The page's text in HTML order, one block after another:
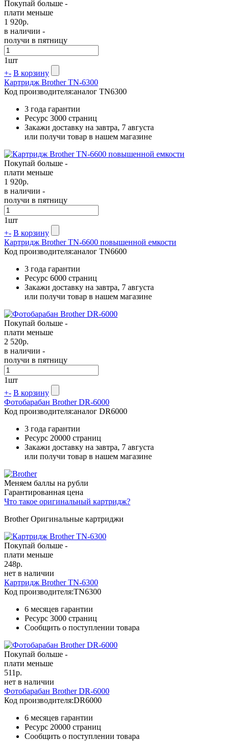
Покупай больше -
плати меньше
1 920р.
в наличии -
получи в пятницу
1шт
+- В корзину
Картридж Brother TN-6300
Код производителя:аналог TN6300
3 года гарантии
Ресурс 3000 страниц
Закажи доставку на завтра, 7 августа
или получи товар в нашем магазине
Покупай больше -
плати меньше
1 920р.
в наличии -
получи в пятницу
1шт
+- В корзину
Картридж Brother TN-6600 повышенной емкости
Код производителя:аналог TN6600
3 года гарантии
Ресурс 6000 страниц
Закажи доставку на завтра, 7 августа
или получи товар в нашем магазине
Покупай больше -
плати меньше
2 520р.
в наличии -
получи в пятницу
1шт
+- В корзину
Фотобарабан Brother DR-6000
Код производителя:аналог DR6000
3 года гарантии
Ресурс 20000 страниц
Закажи доставку на завтра, 7 августа
или получи товар в нашем магазине
Меняем баллы на рубли
Гарантированная цена
Что такое оригинальный картридж?
Brother Оригинальные картриджи
Покупай больше -
плати меньше
248р.
нет в наличии
Картридж Brother TN-6300
Код производителя:TN6300
6 месяцев гарантии
Ресурс 3000 страниц
Сообщить о поступлении товара
Покупай больше -
плати меньше
511р.
нет в наличии
Фотобарабан Brother DR-6000
Код производителя:DR6000
6 месяцев гарантии
Ресурс 20000 страниц
Сообщить о поступлении товара